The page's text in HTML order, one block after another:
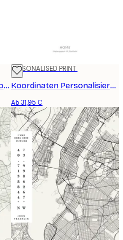
Globus Karte Nacht Personalisiert Poster
PERSONALISED PRINT
Koordinaten Personalisiert Poster
Ab 31,95 €